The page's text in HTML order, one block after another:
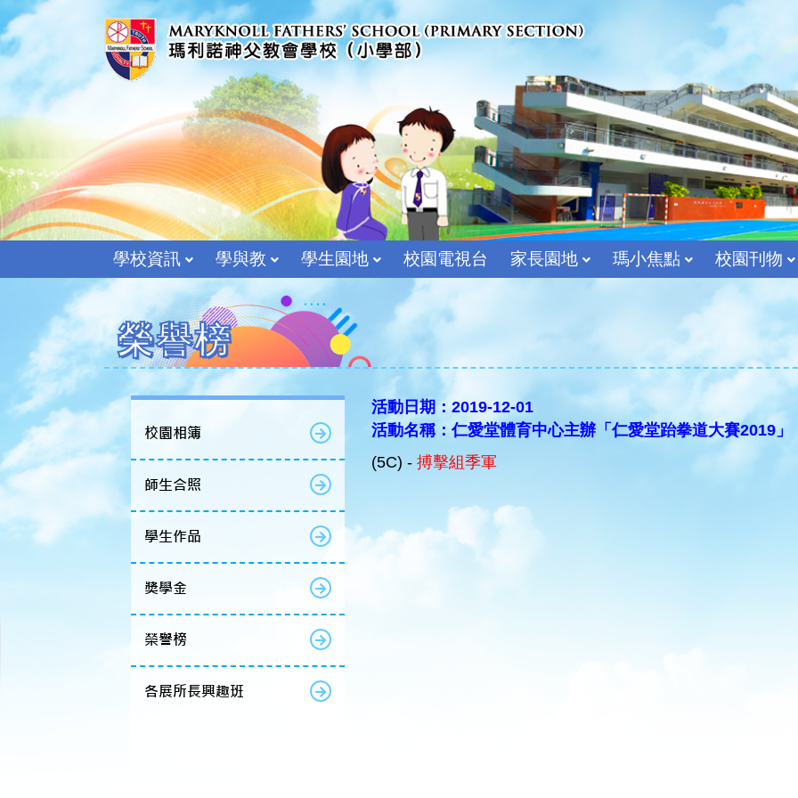
學校資訊 學與教 學生園地 校園電視台 家長園地 瑪小焦點 校園刊物
榮譽榜
校園相簿
師生合照
學生作品
獎學金
榮譽榜
各展所長興趣班
活動日期：2019-12-01
活動名稱：仁愛堂體育中心主辦「仁愛堂跆拳道大賽2019」
(5C) - 搏擊組季軍